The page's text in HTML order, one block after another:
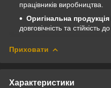
працівників виробництва.
Оригінальна
довговічність та стійкість
Приховати
Характеристики